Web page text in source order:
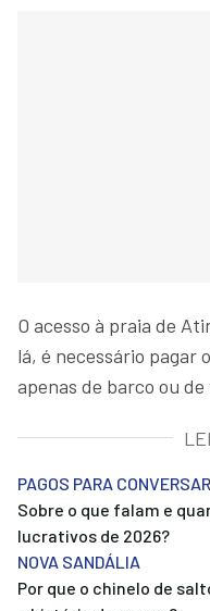
O acesso à praia de
lá, é necessário pagar
apenas de barco ou
PAGOS PARA CONVERSAR
Sobre o que falam e
lucrativos de 2026?
NOVA SANDÁLIA
Por que o chinelo de